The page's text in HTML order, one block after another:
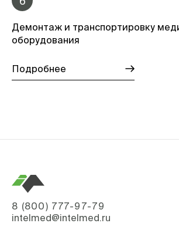
Демонтаж и транспортировку
оборудования
Подробнее
8 (800) 777-97-79
intelmed@intelmed.ru